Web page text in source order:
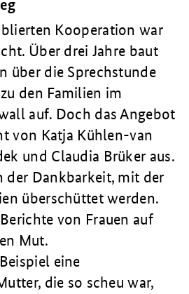
Kooperation war
Über drei Jahre baut
über die Sprechstunde
den Familien im
auf. Doch das Angebot
von Katja Kühlen-van
und Claudia Brüker aus.
der Dankbarkeit, mit der
überschüttet werden.
von Frauen auf
Mut.
eine
die so scheu war,